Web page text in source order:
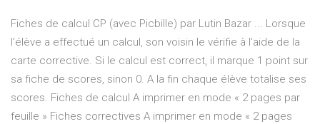
Fiches de calcul CP (avec Picbille) par Lutin Bazar ... Lorsque
l’élève a effectué un calcul, son voisin le vérifie à l’aide de la
carte corrective. Si le calcul est correct, il marque 1 point sur
sa fiche de scores, sinon 0. A la fin chaque élève totalise ses
scores. Fiches de calcul A imprimer en mode « 2 pages par
feuille » Fiches correctives A imprimer en mode « 2 pages